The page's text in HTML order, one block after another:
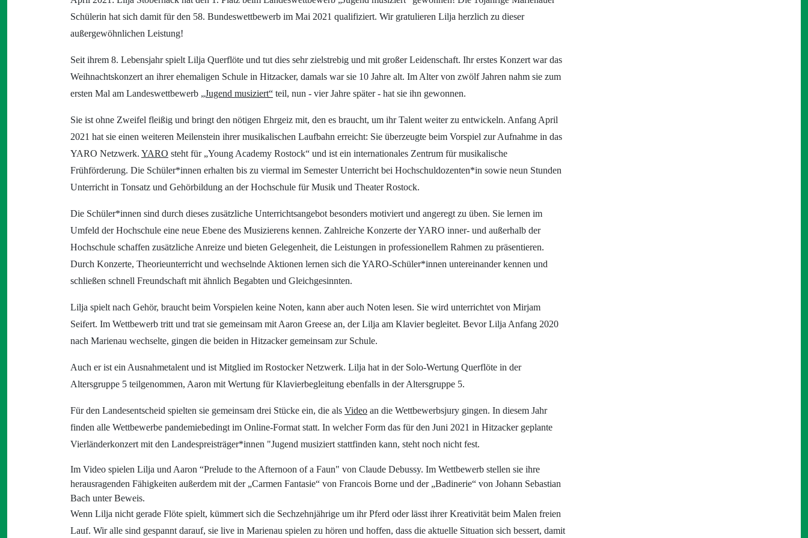
Schülerin hat sich damit für den 58. Bundeswettbewerb im Mai 2021 qualifiziert. Wir gratulieren Lilja herzlich zu dieser
außergewöhnlichen Leistung!
Seit ihrem 8. Lebensjahr spielt Lilja Querflöte und tut dies sehr zielstrebig und mit großer Leidenschaft. Ihr erstes Konzert war das
Weihnachtskonzert an ihrer ehemaligen Schule in Hitzacker, damals war sie 10 Jahre alt. Im Alter von zwölf Jahren nahm sie zum
ersten Mal am Landeswettbewerb „Jugend musiziert“ teil, nun - vier Jahre später - hat sie ihn gewonnen.
Sie ist ohne Zweifel fleißig und bringt den nötigen Ehrgeiz mit, den es braucht, um ihr Talent weiter zu entwickeln. Anfang April
2021 hat sie einen weiteren Meilenstein ihrer musikalischen Laufbahn erreicht: Sie überzeugte beim Vorspiel zur Aufnahme in das
YARO Netzwerk. YARO steht für „Young Academy Rostock“ und ist ein internationales Zentrum für musikalische
Frühförderung. Die Schüler*innen erhalten bis zu viermal im Semester Unterricht bei Hochschuldozenten*in sowie neun Stunden
Unterricht in Tonsatz und Gehörbildung an der Hochschule für Musik und Theater Rostock.
Die Schüler*innen sind durch dieses zusätzliche Unterrichtsangebot besonders motiviert und angeregt zu üben. Sie lernen im
Umfeld der Hochschule eine neue Ebene des Musizierens kennen. Zahlreiche Konzerte der YARO inner- und außerhalb der
Hochschule schaffen zusätzliche Anreize und bieten Gelegenheit, die Leistungen in professionellem Rahmen zu präsentieren.
Durch Konzerte, Theorieunterricht und wechselnde Aktionen lernen sich die YARO-Schüler*innen untereinander kennen und
schließen schnell Freundschaft mit ähnlich Begabten und Gleichgesinnten.
Lilja spielt nach Gehör, braucht beim Vorspielen keine Noten, kann aber auch Noten lesen. Sie wird unterrichtet von Mirjam
Seifert. Im Wettbewerb tritt und trat sie gemeinsam mit Aaron Greese an, der Lilja am Klavier begleitet. Bevor Lilja Anfang 2020
nach Marienau wechselte, gingen die beiden in Hitzacker gemeinsam zur Schule.
Auch er ist ein Ausnahmetalent und ist Mitglied im Rostocker Netzwerk. Lilja hat in der Solo-Wertung Querflöte in der
Altersgruppe 5 teilgenommen, Aaron mit Wertung für Klavierbegleitung ebenfalls in der Altersgruppe 5.
Für den Landesentscheid spielten sie gemeinsam drei Stücke ein, die als Video an die Wettbewerbsjury gingen. In diesem Jahr
finden alle Wettbewerbe pandemiebedingt im Online-Format statt. In welcher Form das für den Juni 2021 in Hitzacker geplante
Vierländerkonzert mit den Landespreisträger*innen "Jugend musiziert stattfinden kann, steht noch nicht fest.
Im Video spielen Lilja und Aaron “Prelude to the Afternoon of a Faun" von Claude Debussy. Im Wettbewerb stellen sie ihre
herausragenden Fähigkeiten außerdem mit der „Carmen Fantasie“ von Francois Borne und der „Badinerie“ von Johann Sebastian
Bach unter Beweis.
Wenn Lilja nicht gerade Flöte spielt, kümmert sich die Sechzehnjährige um ihr Pferd oder lässt ihrer Kreativität beim Malen freien
Lauf. Wir alle sind gespannt darauf, sie live in Marienau spielen zu hören und hoffen, dass die aktuelle Situation sich bessert, damit